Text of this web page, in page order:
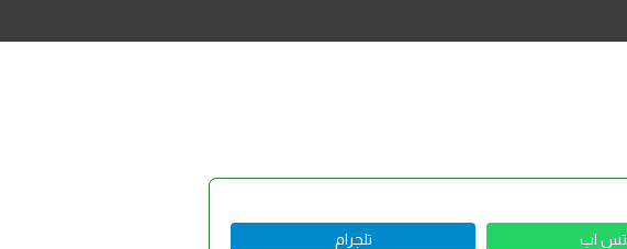
اب تلجرام